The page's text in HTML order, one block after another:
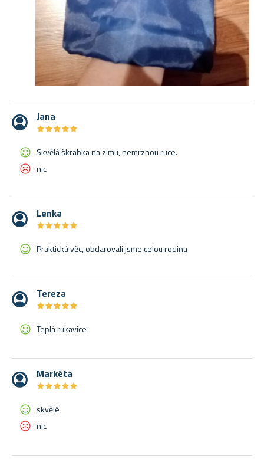
Jana
★★★★★
★★★★★
Skvělá škrabka na zimu, nemrznou ruce.
nic
Lenka
★★★★★
★★★★★
Praktická věc, obdarovali jsme celou rodinu
Tereza
★★★★★
★★★★★
Teplá rukavice
Markéta
★★★★★
★★★★★
skvělé
nic